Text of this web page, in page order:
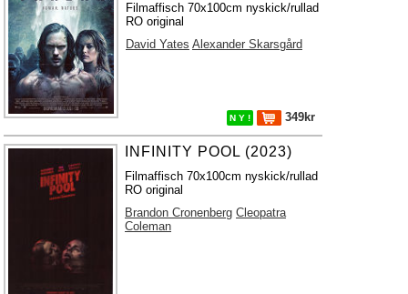
Filmaffisch 70x100cm nyskick/rullad
RO original
David Yates Alexander Skarsgård
N Y ! 349kr
INFINITY POOL (2023)
Filmaffisch 70x100cm nyskick/rullad
RO original
Brandon Cronenberg Cleopatra
Coleman